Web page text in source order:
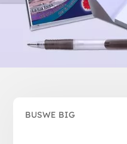
BUSWE BIG